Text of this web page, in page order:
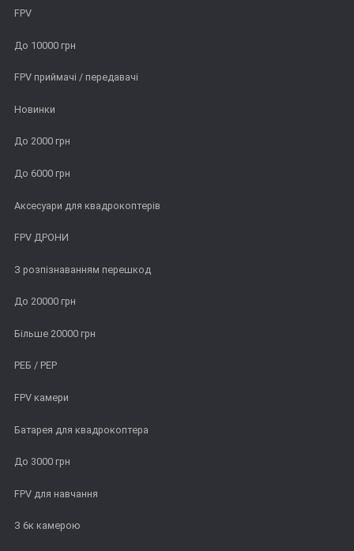
FPV
До 10000 грн
FPV приймачі / передавачі
Новинки
До 2000 грн
До 6000 грн
Аксесуари для квадрокоптерів
FPV ДРОНИ
З розпізнаванням перешкод
До 20000 грн
Більше 20000 грн
РЕБ / РЕР
FPV камери
Батарея для квадрокоптера
До 3000 грн
FPV для навчання
З 6к камерою